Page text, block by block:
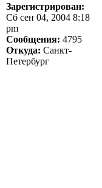
Зарегистрирован:
Сб сен 04, 2004 8:18
pm
Сообщения: 4795
Откуда: Санкт-
Петербург